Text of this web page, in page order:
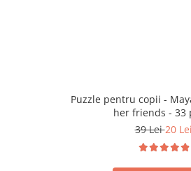
Puzzle pentru copii -
her friends - 33
39 Lei20 Lei